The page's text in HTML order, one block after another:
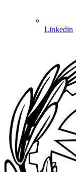
Linkedin